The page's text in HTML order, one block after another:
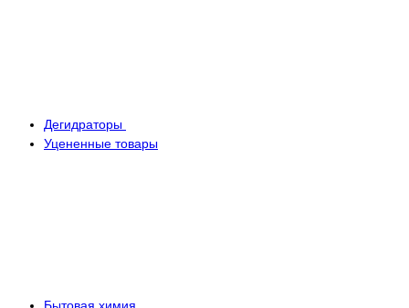
Дегидраторы
Уцененные товары
Бытовая химия